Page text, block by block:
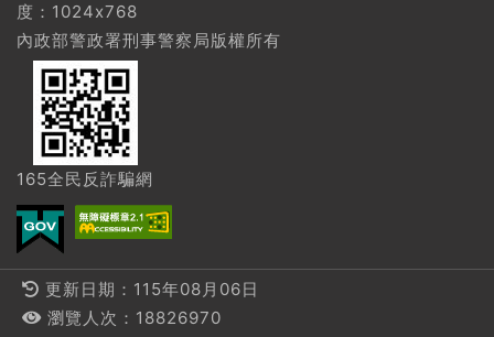
度：1024x768
內政部警政署刑事警察局版權所有
165全民反詐騙網
更新日期：115年08月06日
瀏覽人次：18826970